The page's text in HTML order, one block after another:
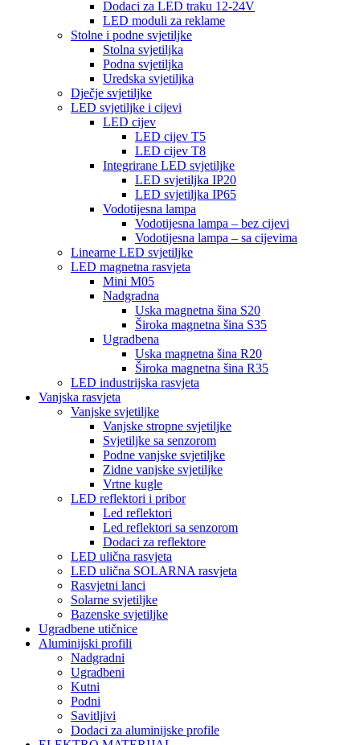
Dodaci za LED traku 12-24V
LED moduli za reklame
Stolne i podne svjetiljke
Stolna svjetiljka
Podna svjetiljka
Uredska svjetiljka
Dječje svjetiljke
LED svjetiljke i cijevi
LED cijev
LED cijev T5
LED cijev T8
Integrirane LED svjetiljke
LED svjetiljka IP20
LED svjetiljka IP65
Vodotijesna lampa
Vodotijesna lampa – bez cijevi
Vodotijesna lampa – sa cijevima
Linearne LED svjetiljke
LED magnetna rasvjeta
Mini M05
Nadgradna
Uska magnetna šina S20
Široka magnetna šina S35
Ugradbena
Uska magnetna šina R20
Široka magnetna šina R35
LED industrijska rasvjeta
Vanjska rasvjeta
Vanjske svjetiljke
Vanjske stropne svjetiljke
Svjetiljke sa senzorom
Podne vanjske svjetiljke
Zidne vanjske svjetiljke
Vrtne kugle
LED reflektori i pribor
Led reflektori
Led reflektori sa senzorom
Dodaci za reflektore
LED ulična rasvjeta
LED ulična SOLARNA rasvjeta
Rasvjetni lanci
Solarne svjetiljke
Bazenske svjetiljke
Ugradbene utičnice
Aluminijski profili
Nadgradni
Ugradbeni
Kutni
Podni
Savitljivi
Dodaci za aluminijske profile